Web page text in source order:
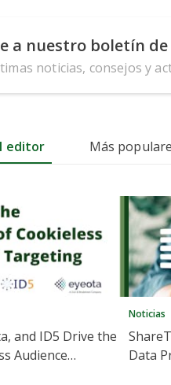
a nuestro boletín
noticias, consejos y
editor Más
and ID5 Drive the
Audience
Noticias
Data